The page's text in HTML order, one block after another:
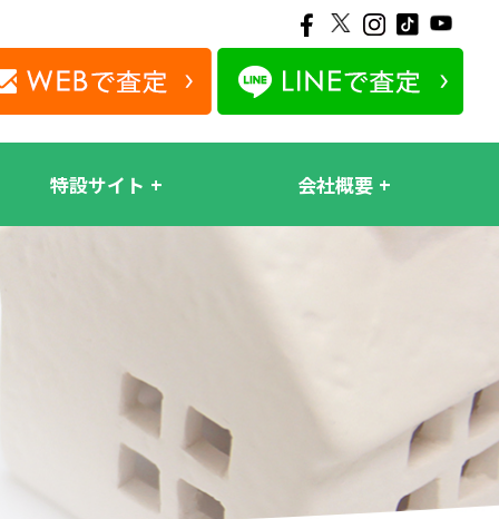
特設サイト 会社概要